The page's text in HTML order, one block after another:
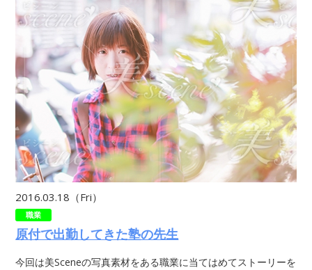
2016.03.18（Fri）
職業
原付で出勤してきた塾の先生
今回は美Sceneの写真素材をある職業に当てはめてストーリーを